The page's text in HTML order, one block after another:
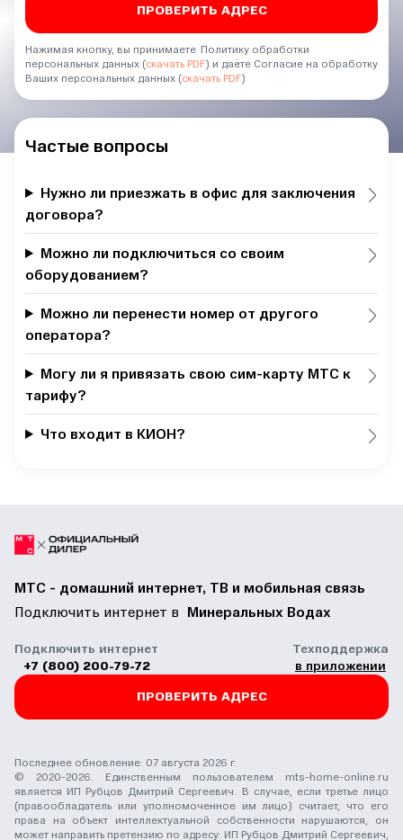
Нажимая кнопку, вы принимаете Политику обработки
персональных данных (скачать PDF) и даёте Согласие на обработку
Ваших персональных данных (скачать PDF)
Частые вопросы
Нужно ли приезжать в офис для заключения
договора?
Можно ли подключиться со своим
оборудованием?
Можно ли перенести номер от другого
оператора?
Могу ли я привязать свою сим-карту МТС к
тарифу?
Что входит в КИОН?
МТС - домашний интернет, ТВ и мобильная связь
Подключить интернет в Минеральных Водах
Подключить интернет
+7 (800) 200-79-72
Техподдержка
в приложении
ПРОВЕРИТЬ АДРЕС
Последнее обновление: 07 августа 2026 г.
© 2020-2026. Единственным пользователем mts-home-online.ru
является ИП Рубцов Дмитрий Сергеевич. В случае, если третье лицо
(правообладатель или уполномоченное им лицо) считает, что его
права на объект интеллектуальной собственности нарушаются, он
может направить претензию по адресу: ИП Рубцов Дмитрий Сергеевич,